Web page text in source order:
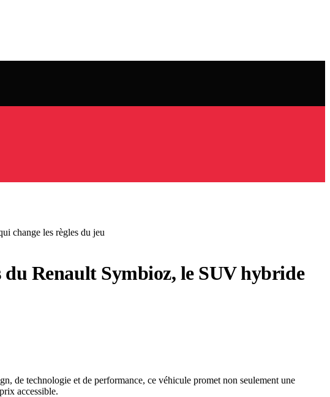
change les règles du jeu
Renault Symbioz, le SUV hybride
de technologie et de performance, ce véhicule promet non seulement une
accessible.